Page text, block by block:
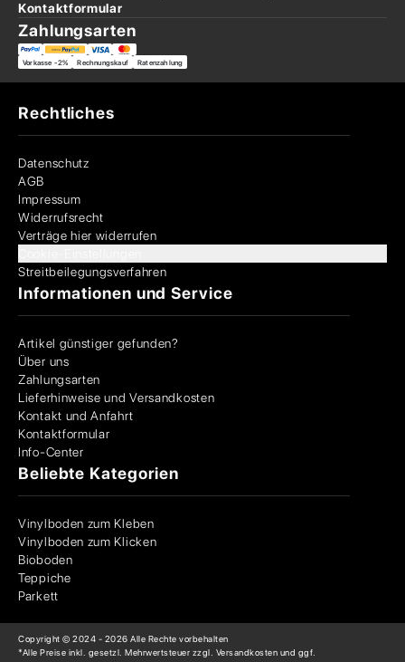
Kontaktformular
Zahlungsarten
Vorkasse -2% Rechnungskauf Ratenzahlung
Rechtliches
Datenschutz
AGB
Impressum
Widerrufsrecht
Verträge hier widerrufen
Streitbeilegungsverfahren
Informationen und Service
Artikel günstiger gefunden?
Über uns
Zahlungsarten
Lieferhinweise und Versandkosten
Kontakt und Anfahrt
Kontaktformular
Info-Center
Beliebte Kategorien
Vinylboden zum Kleben
Vinylboden zum Klicken
Bioboden
Teppiche
Parkett
Copyright © 2024 - 2026 Alle Rechte vorbehalten
*Alle Preise inkl. gesetzl. Mehrwertsteuer zzgl. Versandkosten und ggf.